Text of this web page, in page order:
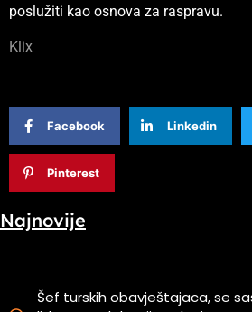
poslužiti kao osnova za raspravu.
Klix
Facebook Linkedin
Pinterest
Najnovije
Šef turskih obavještajaca, se